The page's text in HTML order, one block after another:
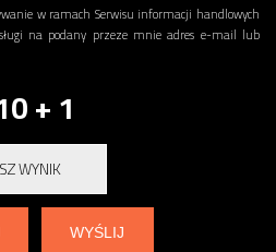
w ramach Serwisu informacji handlowych
na podany przeze mnie adres e-mail lub
+ 1